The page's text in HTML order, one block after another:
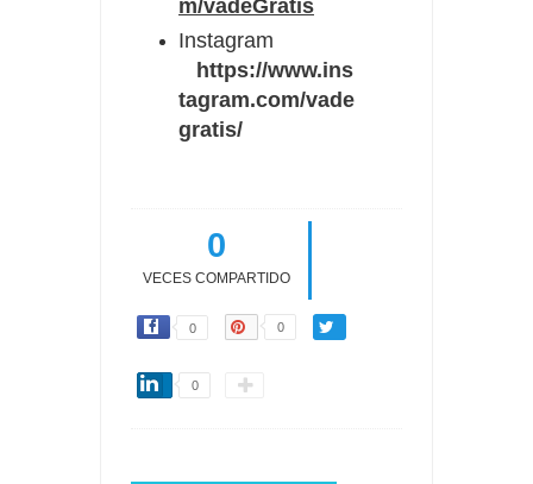
m/vadeGratis
Instagram
https://www.ins
tagram.com/vade
gratis/
0
VECES COMPARTIDO
0 0
0